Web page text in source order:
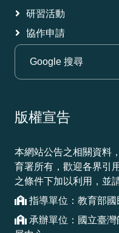
研習活動
協作申請
版權宣告
本網站公告之相關資料
育署所有，歡迎各界引
之條件下加以利用，並
指導單位：教育部
承辦單位：國立臺